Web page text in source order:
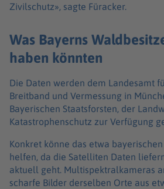
Zivilschutz», sagte Füracker.
Was Bayerns
haben könnten
Die Daten werden dem Landesamt
Breitband und Vermessung in
Bayerischen Staatsforsten, der
Katastrophenschutz zur Verfügung
Konkret könne das etwa
helfen, da die Satelliten Daten
aktuell geht. Multispektralkameras
scharfe Bilder derselben Orte aus